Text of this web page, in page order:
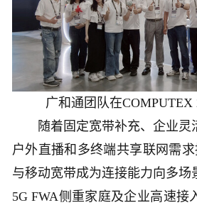
广和通团队在COMPUTEX
随着固定宽带补充、企业灵
户外直播和多终端共享联网需
与移动宽带成为连接能力向多场
5G FWA侧重家庭及企业高速接